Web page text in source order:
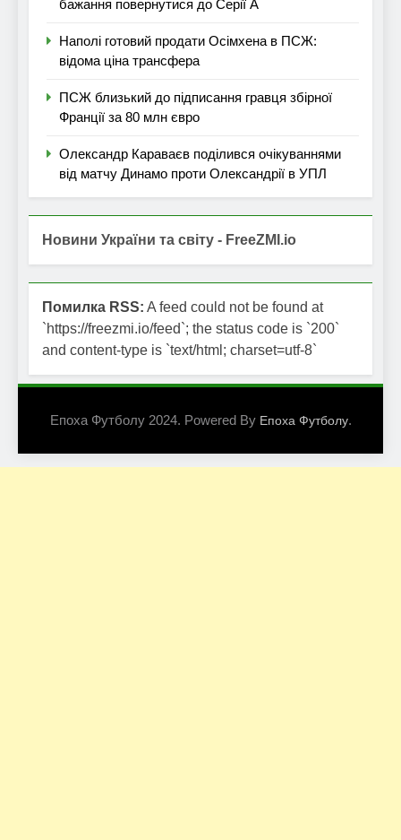
бажання повернутися до Серії А
Наполі готовий продати Осімхена в ПСЖ:
відома ціна трансфера
ПСЖ близький до підписання гравця збірної
Франції за 80 млн євро
Олександр Караваєв поділився очікуваннями
від матчу Динамо проти Олександрії в УПЛ
Новини України та світу - FreeZMI.io
Помилка RSS: A feed could not be found at
`https://freezmi.io/feed`; the status code is `200`
and content-type is `text/html; charset=utf-8`
Епоха Футболу 2024. Powered By Епоха Футболу.